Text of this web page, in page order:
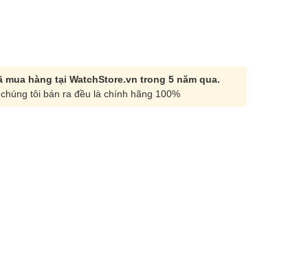
mua hàng tại WatchStore.vn trong 5 năm qua.
tôi bán ra đều là chính hãng 100%